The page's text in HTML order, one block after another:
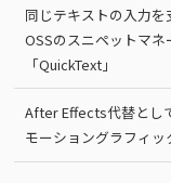
同じテキストの入力
OSSのスニペットマネ
「QuickText」
After Effects代替とし
モーショングラフィッ